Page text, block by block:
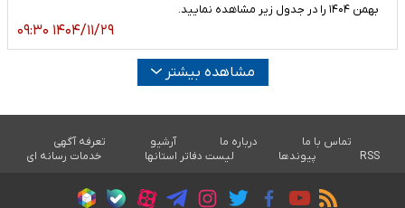
بهمن ۱۴۰۴ را در جدول زیر مشاهده نمایید.
۱۴۰۴/۱۱/۲۹ ۰۹:۳۰
مشاهده بیشتر
تماس با ما درباره ما آرشیو
تعرفه آگهی
RSS
پیوندها لیست دفاتر استانها خدمات رسانه ای